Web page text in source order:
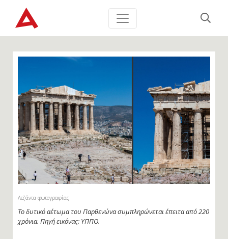
Λεζάντα φωτογραφίας
Το δυτικό αέτωμα του Παρθενώνα συμπληρώνεται έπειτα από 220
χρόνια. Πηγή εικόνας: ΥΠΠΟ.